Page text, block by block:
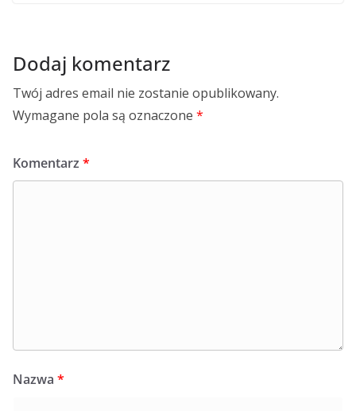
Dodaj komentarz
Twój adres email nie zostanie opublikowany.
Wymagane pola są oznaczone *
Komentarz *
Nazwa *